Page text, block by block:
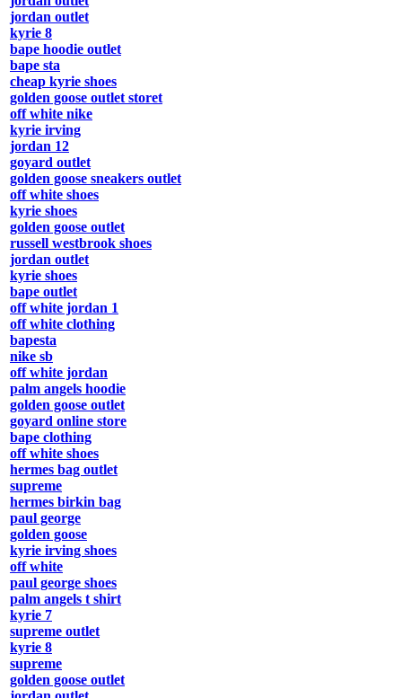
jordan outlet
kyrie 8
bape hoodie outlet
bape sta
cheap kyrie shoes
golden goose outlet storet
off white nike
kyrie irving
jordan 12
goyard outlet
golden goose sneakers outlet
off white shoes
kyrie shoes
golden goose outlet
russell westbrook shoes
jordan outlet
kyrie shoes
bape outlet
off white jordan 1
off white clothing
bapesta
nike sb
off white jordan
palm angels hoodie
golden goose outlet
goyard online store
bape clothing
off white shoes
hermes bag outlet
supreme
hermes birkin bag
paul george
golden goose
kyrie irving shoes
off white
paul george shoes
palm angels t shirt
kyrie 7
supreme outlet
kyrie 8
supreme
golden goose outlet